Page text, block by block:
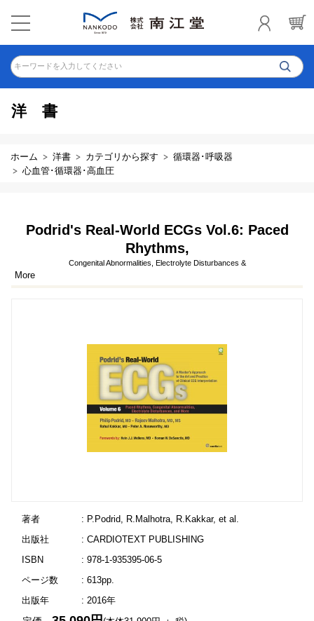
キーワードを入力してください
洋書
ホーム 洋書 カテゴリから探す
循環器･呼吸器
心血管･循環器･高血圧
Podrid's Real-World ECGs Vol.6: Paced
Rhythms,
Congenital Abnormalities, Electrolyte Disturbances &
More
著者
: P.Podrid, R.Malhotra, R.Kakkar, et al.
出版社
: CARDIOTEXT PUBLISHING
ISBN
: 978-1-935395-06-5
ページ数
: 613pp.
出版年
: 2016年